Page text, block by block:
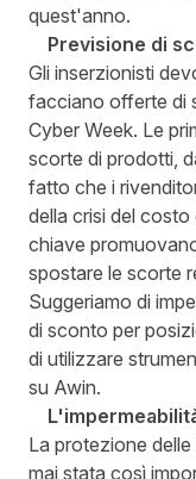
quest'anno.
Previsione di
Gli inserzionisti
facciano offerte di
Cyber Week. Le
scorte di prodotti,
fatto che i
della crisi del
chiave
spostare le scorte
Suggeriamo di
di sconto per
di utilizzare
su Awin.
La protezione
mai stata così